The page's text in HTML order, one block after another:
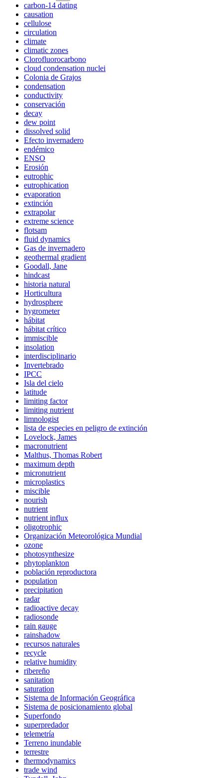
carbon-14 dating
causation
cellulose
circulation
climate
climatic zones
Clorofluorocarbono
cloud condensation nuclei
Colonia de Grajos
condensation
conductivity
conservación
decay
dew point
dissolved solid
Efecto invernadero
endémico
ENSO
Erosión
eutrophic
eutrophication
evaporation
extinción
extrapolar
extreme science
flotsam
fluid dynamics
Gas de invernadero
geothermal gradient
Goodall, Jane
hindcast
historia natural
Horticultura
hydrosphere
hygrometer
hábitat
hábitat crítico
immiscible
insolation
interdisciplinario
Invertebrado
IPCC
Isla del cielo
latitude
limiting factor
limiting nutrient
limnologist
lista de especies en peligro de extinción
Lovelock, James
macronutrient
Malthus, Thomas Robert
maximum depth
micronutrient
microplastics
miscible
nourish
nutrient
nutrient influx
oligotrophic
Organización Meteorológica Mundial
ozone
photosynthesize
phytoplankton
población reproductora
population
precipitation
radar
radioactive decay
radiosonde
rain gauge
rainshadow
recursos naturales
recycle
relative humidity
ribereño
sanitation
saturation
Sistema de Información Geográfica
Sistema de posicionamiento global
Superfondo
superpredador
telemetría
Terreno inundable
terrestre
thermodynamics
trade wind